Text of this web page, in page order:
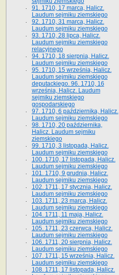
91. 1710, 17 marca, Halicz.
Laudum sejmiku ziemskiego
92. 1710, 31 marca, Halicz.
Laudum sejmiku ziemskiego
93. 1710, 28 lipca, Halicz.
Laudum sejmiku ziemskiego
relacyjnego
94. 1710, 18 sierpnia, Halicz.
Laudum sejmiku ziemskiego
95. 1710, 15 września, Halicz.
Laudum sejmiku ziemskiego
deputackiego. 96. 1710, 16
września, Halicz. Laudum
sejmiku ziemskiego
gospodarskiego
97. 1710, 6 października, Halicz.
Laudum sejmiku ziemskiego
98. 1710, 20 października,
Halicz. Laudum sejmiku
ziemskiego
99. 1710, 3 listopada, Halicz.
Laudum sejmiku ziemskiego
100. 1710, 17 listopada, Halicz.
Laudum sejmiku ziemskiego
101. 1710, 9 grudnia, Halicz.
Laudum sejmiku ziemskiego
102. 1711, 17 stycznia, Halicz.
Laudum sejmiku ziemskiego
103. 1711, 23 marca, Halicz.
Laudum sejmiku ziemskiego
104. 1711, 11 maja, Halicz.
Laudum sejmiku ziemskiego
105. 1711, 23 czerwca, Halicz.
Laudum sejmiku ziemskiego
106. 1711, 20 sierpnia, Halicz.
Laudum sejmiku ziemskiego
107. 1711, 15 września, Halicz.
Laudum sejmiku ziemskiego
108. 1711, 17 listopada, Halicz.